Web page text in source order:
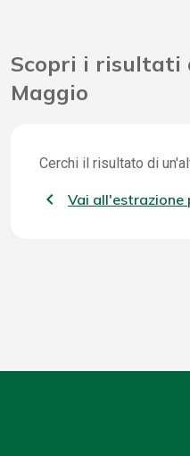
Scopri i risultati
Maggio
Cerchi il risultato di
Vai all'estrazione